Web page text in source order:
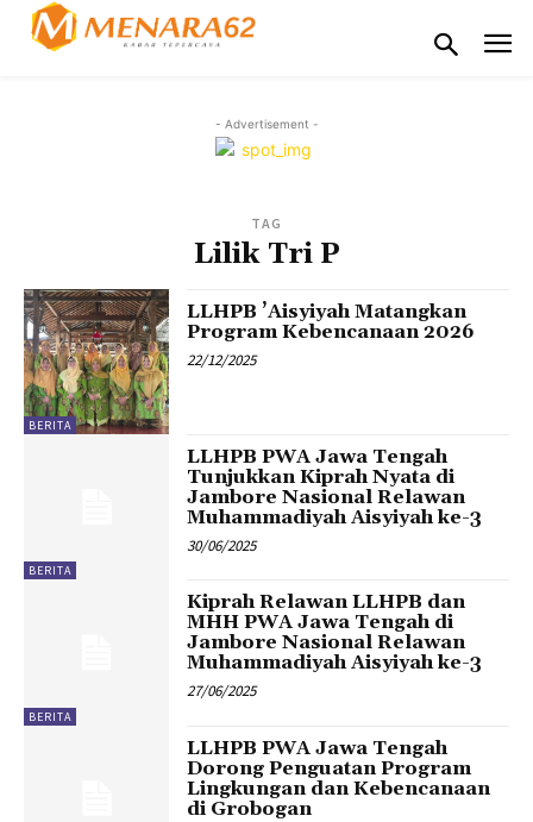
- Advertisement -
TAG
Lilik Tri P
BERITA
LLHPB ’Aisyiyah Matangkan
Program Kebencanaan 2026
22/12/2025
BERITA
LLHPB PWA Jawa Tengah
Tunjukkan Kiprah Nyata di
Jambore Nasional Relawan
Muhammadiyah Aisyiyah ke-3
30/06/2025
BERITA
Kiprah Relawan LLHPB dan
MHH PWA Jawa Tengah di
Jambore Nasional Relawan
Muhammadiyah Aisyiyah ke-3
27/06/2025
LLHPB PWA Jawa Tengah
Dorong Penguatan Program
Lingkungan dan Kebencanaan
di Grobogan